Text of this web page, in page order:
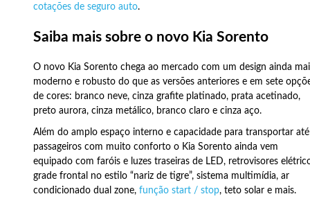
cotações de seguro auto.
Saiba mais sobre o novo Kia Sorento
O novo Kia Sorento chega ao mercado com um design ainda
moderno e robusto do que as versões anteriores e em sete
de cores: branco neve, cinza grafite platinado, prata acetinado,
preto aurora, cinza metálico, branco claro e cinza aço.
Além do amplo espaço interno e capacidade para transportar
passageiros com muito conforto o Kia Sorento ainda vem
equipado com faróis e luzes traseiras de LED, retrovisores
grade frontal no estilo “nariz de tigre”, sistema multimídia, ar
condicionado dual zone,função start / stop, teto solar e mais.